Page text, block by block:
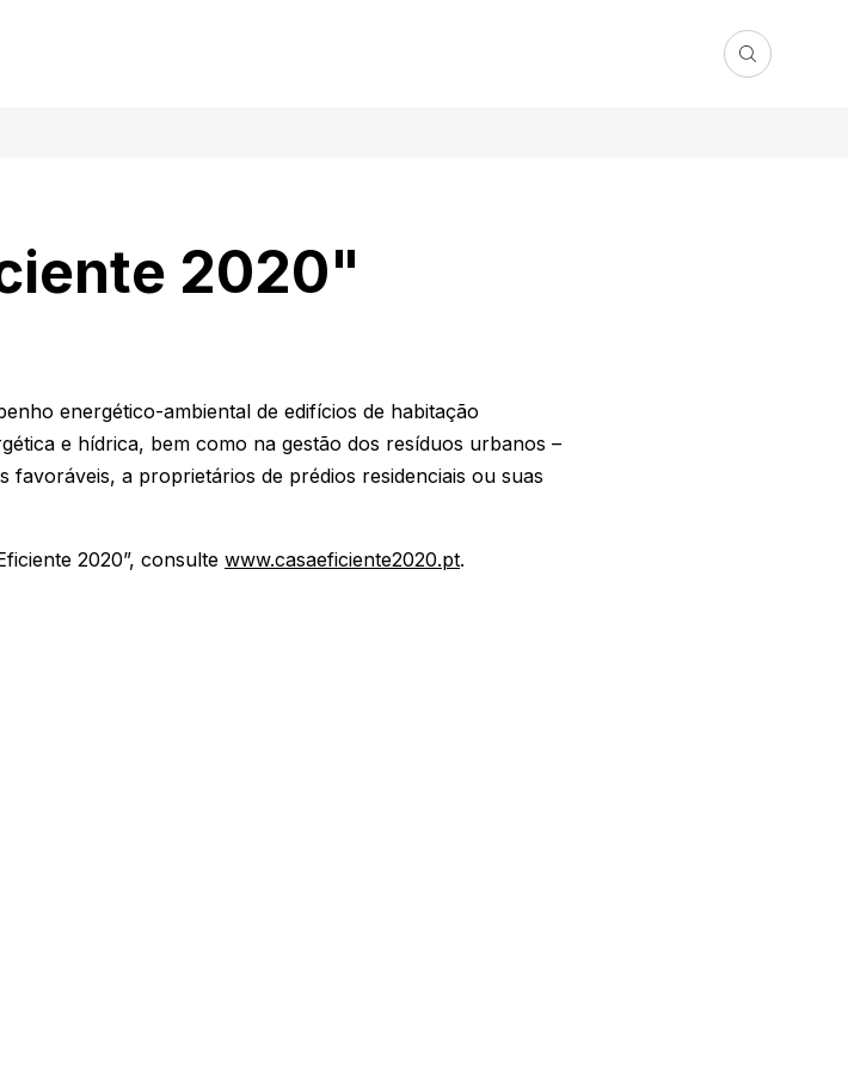
2020"
energético-ambiental de edifícios de habitação
e hídrica, bem como na gestão dos resíduos urbanos –
favoráveis, a proprietários de prédios residenciais ou suas
2020”, consulte www.casaeficiente2020.pt.